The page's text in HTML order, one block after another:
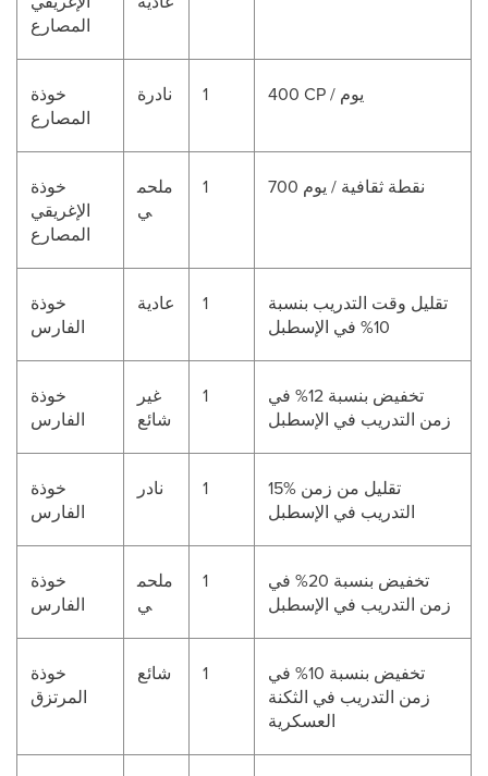
المصارع
خوذة
المصارع
نادرة 1 400 CP / يوم
خوذة
الإغريقي
المصارع
ملحم
ي
1 700 نقطة ثقافية / يوم
خوذة
الفارس
عادية 1
تقليل وقت التدريب بنسبة
10% في الإسطبل
خوذة
الفارس
غير
شائع
1
تخفيض بنسبة 12% في
زمن التدريب في الإسطبل
خوذة
الفارس
نادر 1
15% تقليل من زمن
التدريب في الإسطبل
خوذة
الفارس
ملحم
ي
1
تخفيض بنسبة 20% في
زمن التدريب في الإسطبل
خوذة
المرتزق
شائع 1
تخفيض بنسبة 10% في
زمن التدريب في الثكنة
العسكرية